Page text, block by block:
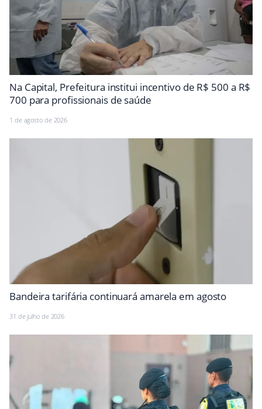
Na Capital, Prefeitura institui incentivo de R$ 500 a R$
700 para profissionais de saúde
1 de agosto de 2026
Bandeira tarifária continuará amarela em agosto
31 de julho de 2026